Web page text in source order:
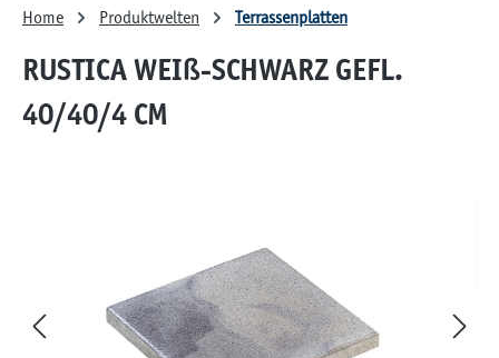
Home Produktwelten Terrassenplatten
RUSTICA WEIß-SCHWARZ GEFL.
40/40/4 CM